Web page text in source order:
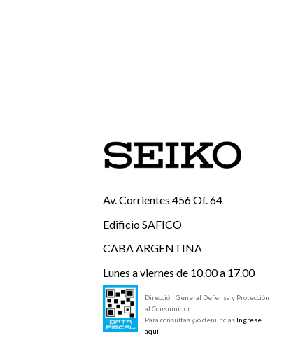
Av. Corrientes 456 Of. 64
Edificio SAFICO
CABA ARGENTINA
Lunes a viernes de 10.00 a 17.00
Dirección General Defensa y Protección
al Consumidor.
Para consultas y/o denuncias Ingrese
aquí